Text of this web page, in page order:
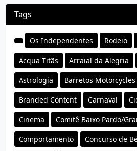
Tags
Os Independentes Rodeio
Acqua Titãs Arraial da Alegria
Astrologia Barretos Motorcycles
Branded Content Carnaval
Cinema Comitê Baixo Pardo/
Comportamento Concurso de